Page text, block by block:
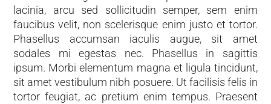
lacinia, arcu sed sollicitudin semper, sem enim
faucibus velit, non scelerisque enim justo et tortor.
Phasellus accumsan iaculis augue, sit amet
sodales mi egestas nec. Phasellus in sagittis
ipsum. Morbi elementum magna et ligula tincidunt,
sit amet vestibulum nibh posuere. Ut facilisis felis in
tortor feugiat, ac pretium enim tempus. Praesent